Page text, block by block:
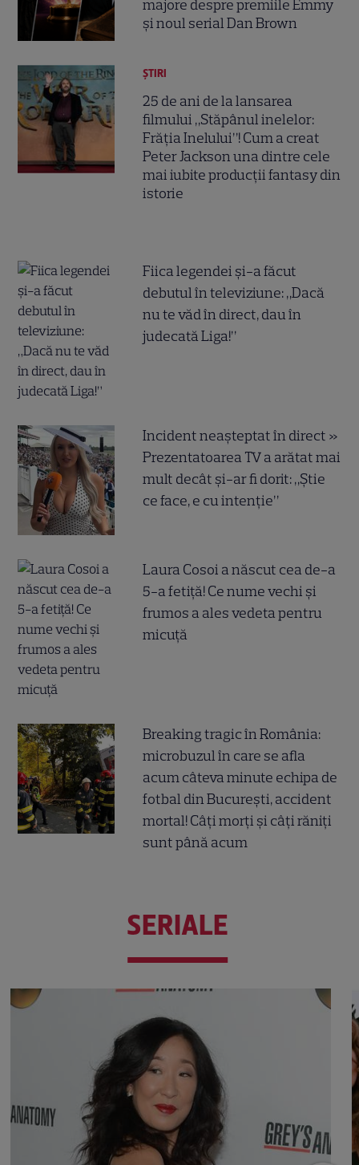
majore despre premiile Emmy
și noul serial Dan Brown
ȘTIRI
25 de ani de la lansarea
filmului „Stăpânul inelelor:
Frăția Inelului”! Cum a creat
Peter Jackson una dintre cele
mai iubite producții fantasy din
istorie
Fiica legendei și-a făcut
debutul în televiziune: „Dacă
nu te văd în direct, dau în
judecată Liga!”
Incident neașteptat în direct »
Prezentatoarea TV a arătat mai
mult decât și-ar fi dorit: „Știe
ce face, e cu intenție”
Laura Cosoi a născut cea de-a
5-a fetiță! Ce nume vechi și
frumos a ales vedeta pentru
micuță
Breaking tragic în România:
microbuzul în care se afla
acum câteva minute echipa de
fotbal din București, accident
mortal! Câți morți și câți răniți
sunt până acum
SERIALE